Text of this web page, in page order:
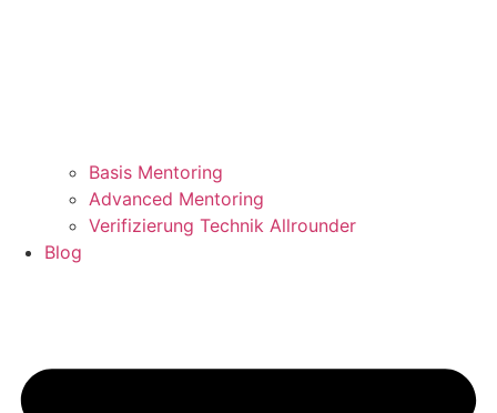
Basis Mentoring
Advanced Mentoring
Verifizierung Technik Allrounder
Blog